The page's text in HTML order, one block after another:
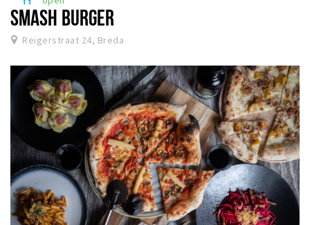
SMASH BURGER
Reigerstraat 24, Breda